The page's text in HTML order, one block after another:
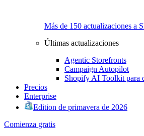
Más de 150 actualizaciones a
Últimas actualizaciones
Agentic Storefronts
Campaign Autopilot
Shopify AI Toolkit para
Precios
Enterprise
Edition de primavera de 2026
Comienza gratis